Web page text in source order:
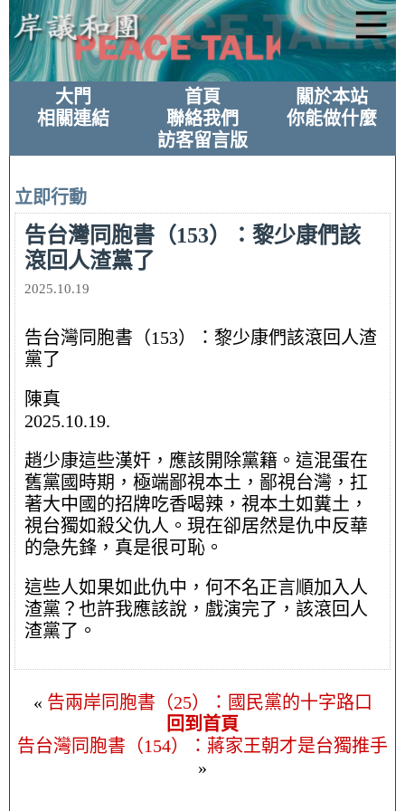
大門 首頁
關於本站
相關連結
聯絡我們
你能做什麼
訪客留言版
立即行動
告台灣同胞書（153）：黎少康們該
滾回人渣黨了
2025.10.19
告台灣同胞書（153）：黎少康們該滾回人渣
黨了
陳真
2025.10.19.
趙少康這些漢奸，應該開除黨籍。這混蛋在
舊黨國時期，極端鄙視本土，鄙視台灣，扛
著大中國的招牌吃香喝辣，視本土如糞土，
視台獨如殺父仇人。現在卻居然是仇中反華
的急先鋒，真是很可恥。
這些人如果如此仇中，何不名正言順加入人
渣黨？也許我應該說，戲演完了，該滾回人
渣黨了。
« 告兩岸同胞書（25）：國民黨的十字路口
回到首頁
告台灣同胞書（154）：蔣家王朝才是台獨推手
»